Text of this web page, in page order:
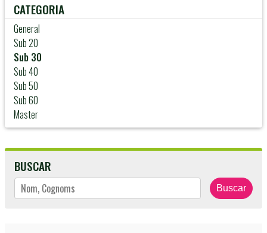
CATEGORIA
General
Sub 20
Sub 30
Sub 40
Sub 50
Sub 60
Master
BUSCAR
Buscar